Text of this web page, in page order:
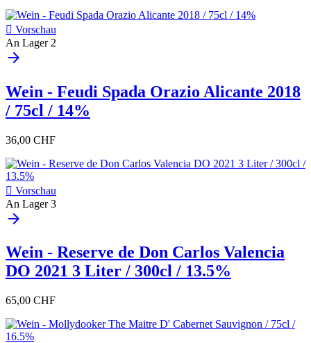
 Vorschau
An Lager 2
arrow_forward
Wein - Feudi Spada Orazio Alicante 2018
/ 75cl / 14%
36,00 CHF
 Vorschau
An Lager 3
arrow_forward
Wein - Reserve de Don Carlos Valencia
DO 2021 3 Liter / 300cl / 13.5%
65,00 CHF